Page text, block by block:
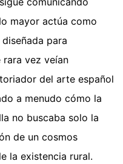
mayor actúa como
para
rara vez veían
del arte español
a menudo cómo la
no buscaba solo la
de un cosmos
la existencia rural.